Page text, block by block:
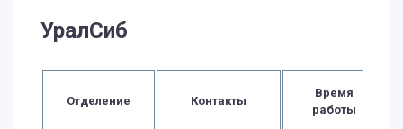
УралСиб
Отделение Контакты
Время
работы